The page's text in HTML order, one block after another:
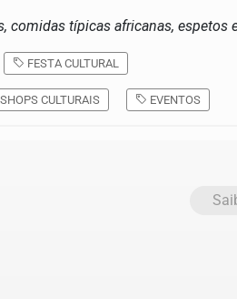
comidas típicas africanas, espetos
FESTA CULTURAL
CULTURAIS EVENTOS